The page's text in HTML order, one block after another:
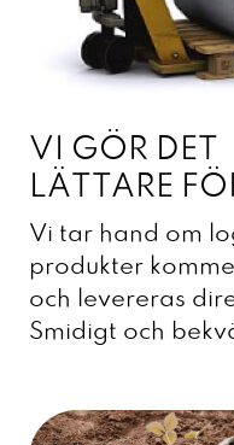
VI GÖR DET
LÄTTARE
Vi tar hand om
produkter
och levereras
Smidigt och